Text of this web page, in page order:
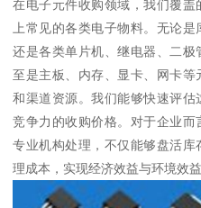
在电子元件收购领域，我们覆
上常见的各类电子物料。无论
还是各类单片机、继电器、二
至是主板、内存、显卡、网卡
和渠道资源。我们能够快速评
竞争力的收购价格。对于企业
专业机构处理，不仅能够盘活
理成本，实现经济效益与环境效益